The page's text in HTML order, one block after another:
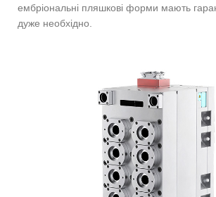
ембріональні пляшкові форми мають
дуже необхідно.